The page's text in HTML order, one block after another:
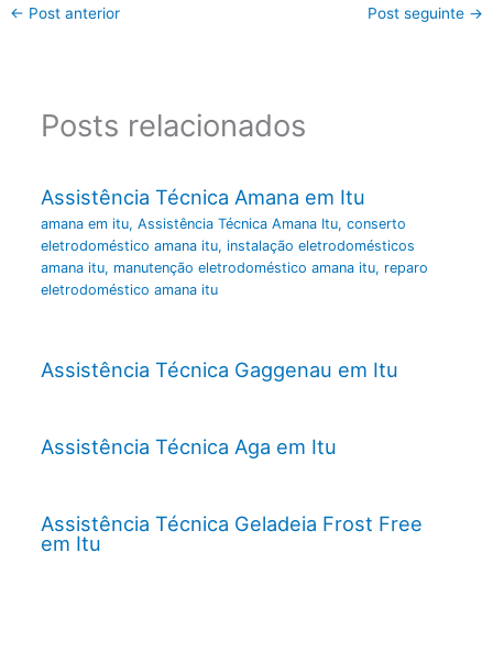
← Post anterior Post seguinte →
Posts relacionados
Assistência Técnica Amana em Itu
amana em itu, Assistência Técnica Amana Itu, conserto
eletrodoméstico amana itu, instalação eletrodomésticos
amana itu, manutenção eletrodoméstico amana itu, reparo
eletrodoméstico amana itu
Assistência Técnica Gaggenau em Itu
Assistência Técnica Aga em Itu
Assistência Técnica Geladeia Frost Free
em Itu